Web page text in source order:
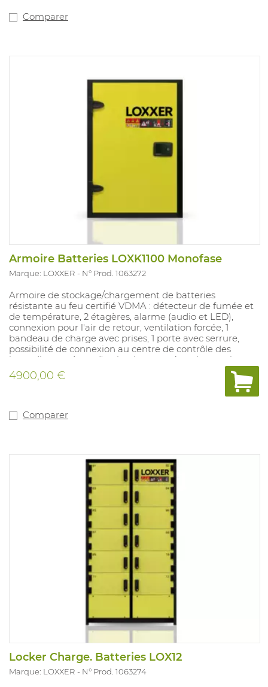
une capacité de collecte de 4,5 L, et 6 plateaux
Couleur du corps et des portes : Ral7035 gris clair.
Comparer
Armoire Batteries LOXK1100 Monofase
Marque: LOXXER N° Prod. 1063272
Armoire de stockage/chargement de batteries
résistante au feu certifié VDMA : détecteur de fumée et
de température, 2 étagères, alarme (audio et LED),
connexion pour l'air de retour, ventilation forcée, 1
bandeau de charge avec prises, 1 porte avec serrure,
possibilité de connexion au centre de contrôle des
incendies, système d'extinction par aérosol en option.
(1064626- il faut commander ce système ensemble avec
l'armoire)
584 x 760 x 1126 mm
Frais de transport inclus - lors de la commande, veuillez
indiquer CLAIREMENT si un chariot élévateur est
4900,00 €
Comparer
Locker Charge. Batteries LOX12
Marque: LOXXER N° Prod. 1063274